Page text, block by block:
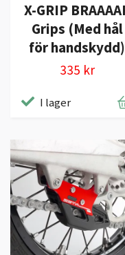
X-GRIP
Grips (Med hål
för handskydd)
335 kr
I lager